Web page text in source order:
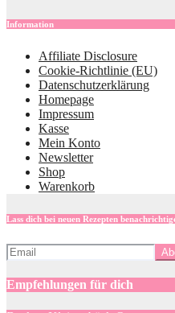
Information
Affiliate Disclosure
Cookie-Richtlinie (EU)
Datenschutzerklärung
Homepage
Impressum
Kasse
Mein Konto
Newsletter
Shop
Warenkorb
Lass dich bei neuen Rezepten
Empfehlungen für dich